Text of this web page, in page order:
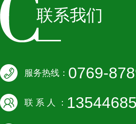
联系我们
服务热线： 0769-
联 系 人 ：